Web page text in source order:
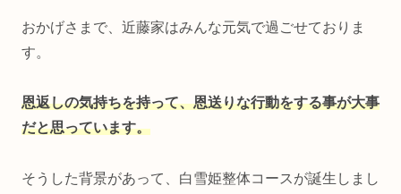
おかげさまで、近藤家はみんな元気で過ごせておりま
す。
恩返しの気持ちを持って、恩送りな行動をする事が大事
だと思っています。
そうした背景があって、白雪姫整体コースが誕生しまし